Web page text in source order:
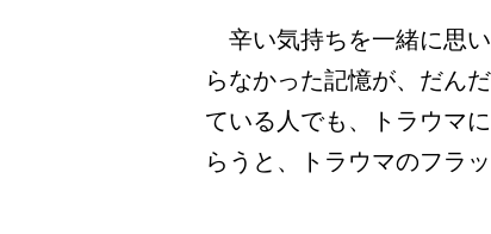
辛い気持ちを一緒に思
らなかった記憶が、だん
ている人でも、トラウマ
らうと、トラウマのフラ